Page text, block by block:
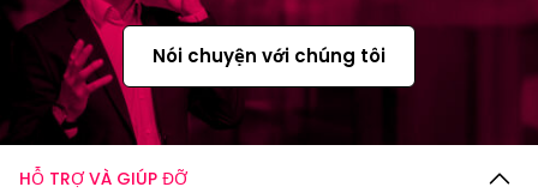
Nói chuyện với chúng tôi
HỖ TRỢ VÀ GIÚP ĐỠ